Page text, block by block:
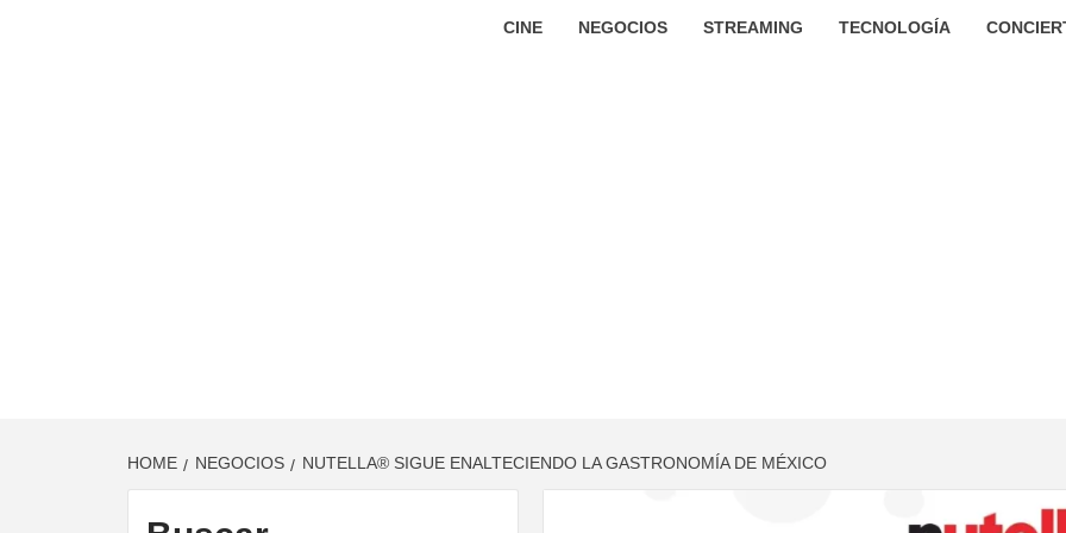
CINE NEGOCIOS STREAMING TECNOLOGÍA
HOME NEGOCIOS NUTELLA® SIGUE ENALTECIENDO LA GASTRONOMÍA DE MÉXICO